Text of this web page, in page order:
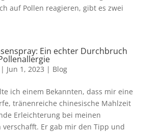
auf Pollen reagieren, gibt es zwei
Ein echter Durchbruch
| Jun 1, 2023 | Blog
ich einem Bekannten, dass mir eine
tränenreiche chinesische Mahlzeit
Erleichterung bei meinen
verschafft. Er gab mir den Tipp und